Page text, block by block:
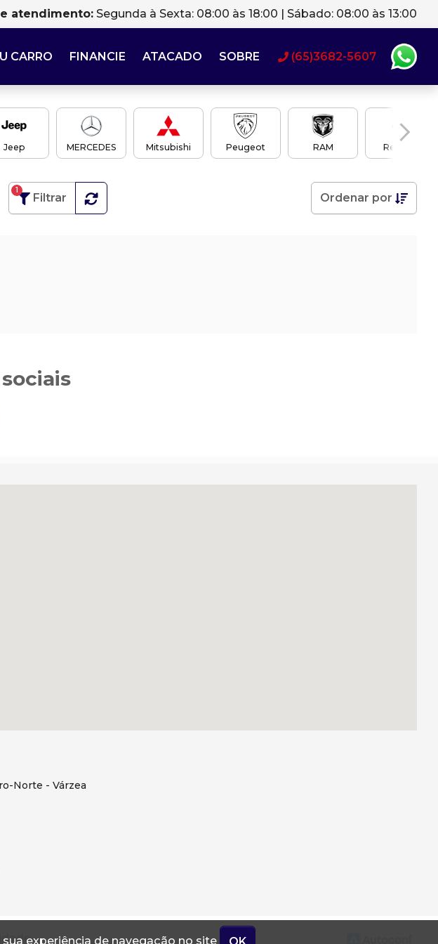
experiência de navegação no site
atendimento: Segunda à Sexta: 08:00 às 18:00 | Sábado: 08:00 às 13:00
CARRO FINANCIE ATACADO SOBRE (65)3682-5607
Jeep MERCEDES Mitsubishi Peugeot RAM Renault
Filtrar
1
Ordenar por
Norte - Várzea